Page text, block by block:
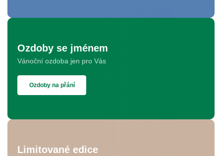
Ozdoby se jménem
Vánoční ozdoba jen pro Vás
Ozdoby na přání
Limitované edice